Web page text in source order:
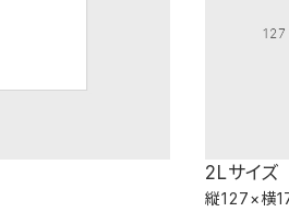
2Lサイズ
縦127×横